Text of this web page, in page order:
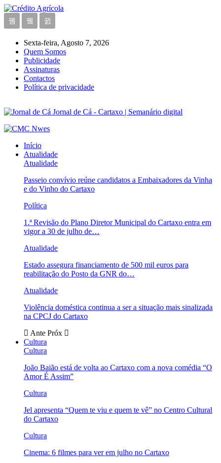
Sexta-feira, Agosto 7, 2026
Quem Somos
Publicidade
Assinaturas
Contactos
Política de privacidade
Jornal de Cá - Cartaxo | Semanário digital
Início
Atualidade
Atualidade
Passeio convívio reúne candidatos a Embaixadores da Vinha
e do Vinho do Cartaxo
Política
1.ª Revisão do Plano Diretor Municipal do Cartaxo entra em
vigor a 30 de julho de…
Atualidade
Estado assegura financiamento de 500 mil euros para
reabilitação do Posto da GNR do…
Atualidade
Violência doméstica continua a ser a situação mais sinalizada
na CPCJ do Cartaxo
Ante Próx
Cultura
Cultura
João Baião está de volta ao Cartaxo com a nova comédia “O
Amor É Assim”
Cultura
Jel apresenta “Quem te viu e quem te vê” no Centro Cultural
do Cartaxo
Cultura
Cinema: 6 filmes para ver em julho no Cartaxo